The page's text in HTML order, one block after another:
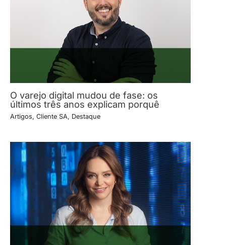
O varejo digital mudou de fase: os
últimos três anos explicam porquê
Artigos, Cliente SA, Destaque